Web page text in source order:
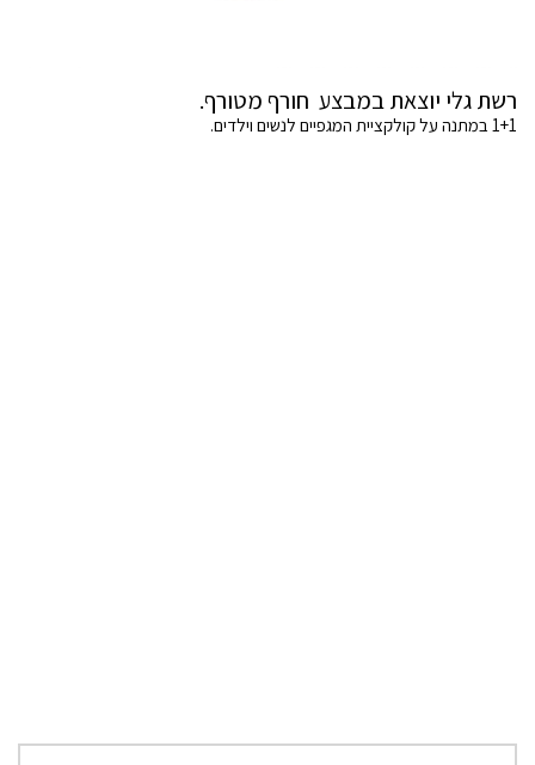
רשת גלי יוצאת במבצע חורף מטורף.
1+1 במתנה על קולקציית המגפיים לנשים וילדים.